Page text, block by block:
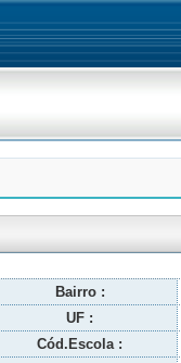
Bairro :
UF :
Cód.Escola :